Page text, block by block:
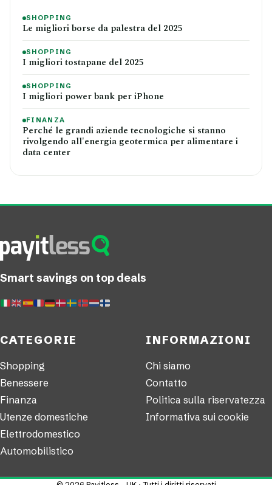
SHOPPING
Le migliori borse da palestra del 2025
SHOPPING
I migliori tostapane del 2025
SHOPPING
I migliori power bank per iPhone
FINANZA
Perché le grandi aziende tecnologiche si stanno
rivolgendo all'energia geotermica per alimentare i
data center
Smart savings on top deals
CATEGORIE
Shopping
Benessere
Finanza
Utenze domestiche
Elettrodomestico
Automobilistico
INFORMAZIONI
Chi siamo
Contatto
Politica sulla riservatezza
Informativa sui cookie